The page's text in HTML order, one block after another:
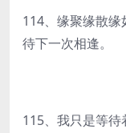
114、缘聚缘散
待下一次相逢。
115、我只是等